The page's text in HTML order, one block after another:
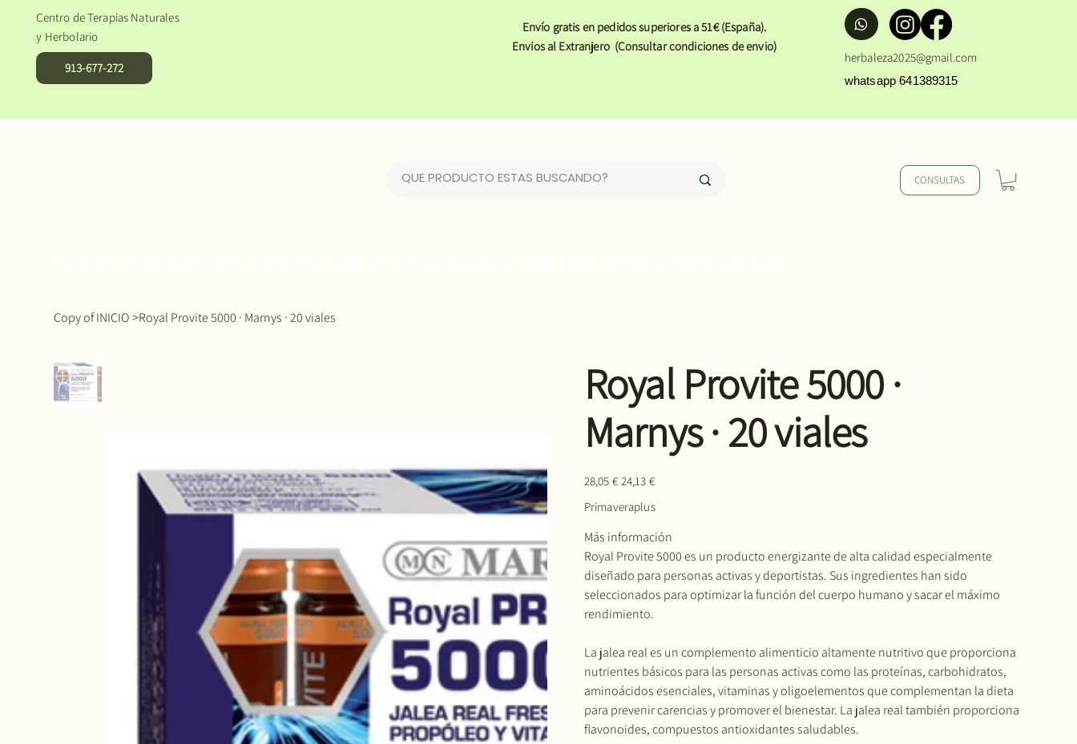
CONSULTAS
Centro de Terapias Naturales
y Herbolario
913-677-272
Envío gratis en pedidos superiores a 51€ (España).
Envios al Extranjero (Consultar condiciones de envio)
herbaleza2025@gmail.com
whatsapp 641389315
Copy of INICIO>Royal Provite 5000 · Marnys · 20 viales
Royal Provite 5000 ·
Marnys · 20 viales
original
28,05 € de
24,13 €
Primaveraplus
Más información
Royal Provite 5000 es un producto energizante de alta calidad especialmente
diseñado para personas activas y deportistas. Sus ingredientes han sido
seleccionados para optimizar la función del cuerpo humano y sacar el máximo
rendimiento.
La jalea real es un complemento alimenticio altamente nutritivo que proporciona
nutrientes básicos para las personas activas como las proteínas, carbohidratos,
aminoácidos esenciales, vitaminas y oligoelementos que complementan la dieta
para prevenir carencias y promover el bienestar. La jalea real también proporciona
flavonoides, compuestos antioxidantes saludables.